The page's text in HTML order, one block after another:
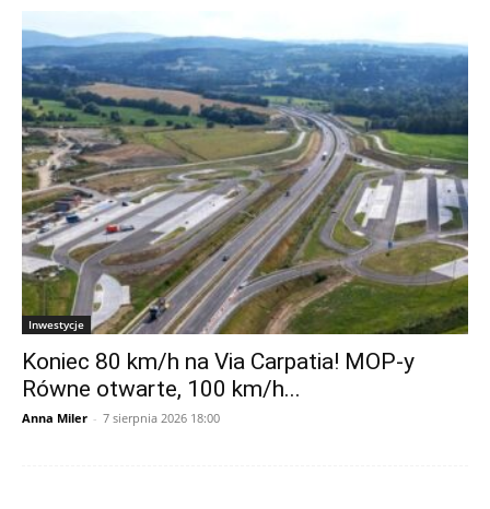
Inwestycje
Koniec 80 km/h na Via Carpatia! MOP-y
Równe otwarte, 100 km/h...
Anna Miler - 7 sierpnia 2026 18:00